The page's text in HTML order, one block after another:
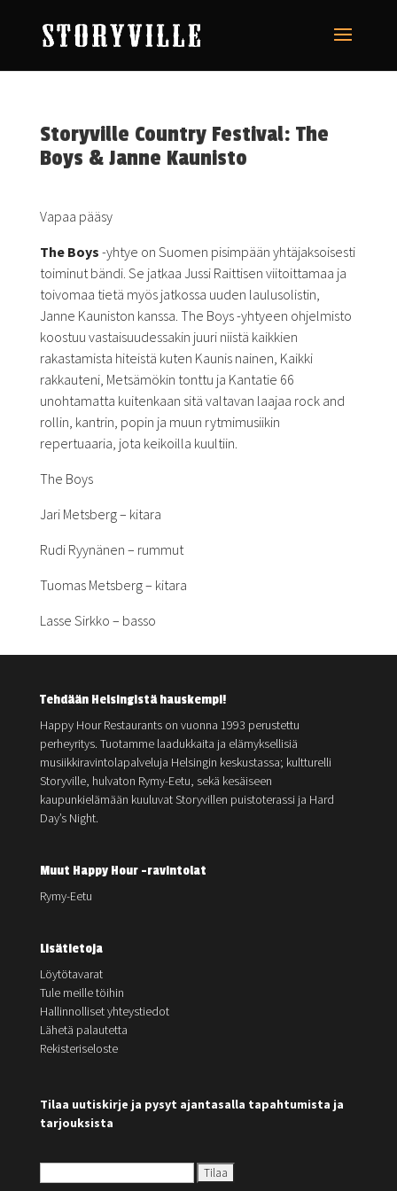
Storyville Country Festival: The
Boys & Janne Kaunisto
Vapaa pääsy
The Boys -yhtye on Suomen pisimpään yhtäjaksoisesti
toiminut bändi. Se jatkaa Jussi Raittisen viitoittamaa ja
toivomaa tietä myös jatkossa uuden laulusolistin,
Janne Kauniston kanssa. The Boys -yhtyeen ohjelmisto
koostuu vastaisuudessakin juuri niistä kaikkien
rakastamista hiteistä kuten Kaunis nainen, Kaikki
rakkauteni, Metsämökin tonttu ja Kantatie 66
unohtamatta kuitenkaan sitä valtavan laajaa rock and
rollin, kantrin, popin ja muun rytmimusiikin
repertuaaria, jota keikoilla kuultiin.
The Boys
Jari Metsberg – kitara
Rudi Ryynänen – rummut
Tuomas Metsberg – kitara
Lasse Sirkko – basso
Tehdään Helsingistä hauskempi!
Happy Hour Restaurants on vuonna 1993 perustettu
perheyritys. Tuotamme laadukkaita ja elämyksellisiä
musiikkiravintolapalveluja Helsingin keskustassa; kultturelli
Storyville, hulvaton Rymy-Eetu, sekä kesäiseen
kaupunkielämään kuuluvat Storyvillen puistoterassi ja Hard
Day’s Night.
Muut Happy Hour -ravintolat
Rymy-Eetu
Lisätietoja
Löytötavarat
Tule meille töihin
Hallinnolliset yhteystiedot
Lähetä palautetta
Rekisteriseloste
Tilaa uutiskirje ja pysyt ajantasalla tapahtumista ja
tarjouksista